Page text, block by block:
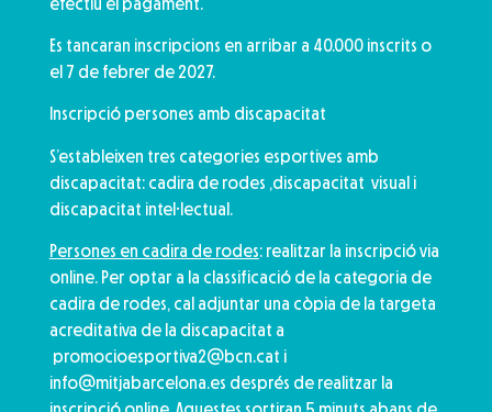
Es tancaran inscripcions en arribar a 40.000 inscrits o
el 7 de febrer de 2027.
Inscripció persones amb discapacitat
S’estableixen tres categories esportives amb
discapacitat: cadira de rodes ,discapacitat visual i
discapacitat intel·lectual.
Persones en cadira de rodes: realitzar la inscripció via
online. Per optar a la classificació de la categoria de
cadira de rodes, cal adjuntar una còpia de la targeta
acreditativa de la discapacitat a
promocioesportiva2@bcn.cat i
info@mitjabarcelona.es després de realitzar la